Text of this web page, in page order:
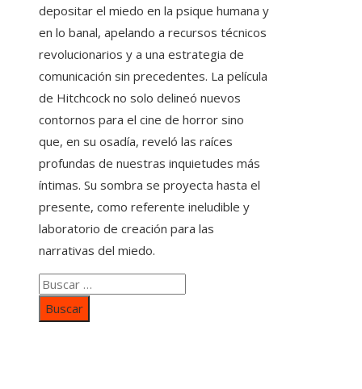
depositar el miedo en la psique humana y
en lo banal, apelando a recursos técnicos
revolucionarios y a una estrategia de
comunicación sin precedentes. La película
de Hitchcock no solo delineó nuevos
contornos para el cine de horror sino
que, en su osadía, reveló las raíces
profundas de nuestras inquietudes más
íntimas. Su sombra se proyecta hasta el
presente, como referente ineludible y
laboratorio de creación para las
narrativas del miedo.
Buscar: